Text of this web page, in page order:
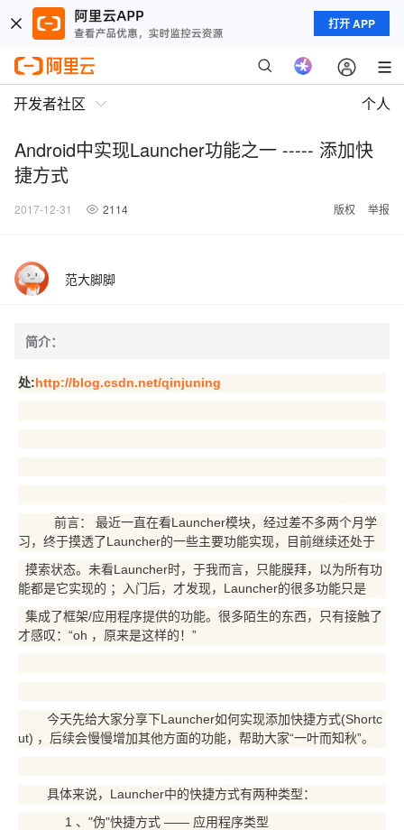
打开 APP
开发者社区 个人
Android中实现Launcher功能之一 ----- 添加快
捷方式
2017-12-31 2114 版权 举报
范大脚脚
简介：
处:http://blog.csdn.net/qinjuning
前言： 最近一直在看Launcher模块，经过差不多两个月学
习，终于摸透了Launcher的一些主要功能实现，目前继续还处于
摸索状态。未看Launcher时，于我而言，只能膜拜，以为所有功
能都是它实现的 ；入门后，才发现，Launcher的很多功能只是
集成了框架/应用程序提供的功能。很多陌生的东西，只有接触了
才感叹：“oh ，原来是这样的！”
今天先给大家分享下Launcher如何实现添加快捷方式(Shortc
ut) ，后续会慢慢增加其他方面的功能，帮助大家“一叶而知秋”。
具体来说，Launcher中的快捷方式有两种类型：
1 、"伪"快捷方式 —— 应用程序类型